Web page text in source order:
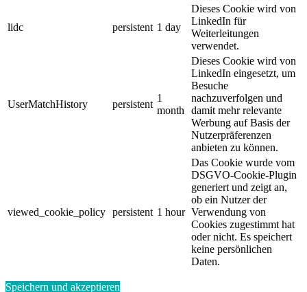
lidc persistent 1 day
Dieses Cookie wird von
LinkedIn für
Weiterleitungen
verwendet.
UserMatchHistory persistent
1
month
Dieses Cookie wird von
LinkedIn eingesetzt, um
Besuche
nachzuverfolgen und
damit mehr relevante
Werbung auf Basis der
Nutzerpräferenzen
anbieten zu können.
viewed_cookie_policy persistent 1 hour
Das Cookie wurde vom
DSGVO-Cookie-Plugin
generiert und zeigt an,
ob ein Nutzer der
Verwendung von
Cookies zugestimmt hat
oder nicht. Es speichert
keine persönlichen
Daten.
Speichern und akzeptieren